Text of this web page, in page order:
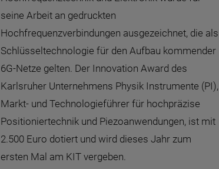
seine Arbeit an gedruckten
Hochfrequenzverbindungen ausgezeichnet, die als
Schlüsseltechnologie für den Aufbau kommender
6G-Netze gelten. Der Innovation Award des
Karlsruher Unternehmens Physik Instrumente (PI),
Markt- und Technologieführer für hochpräzise
Positioniertechnik und Piezoanwendungen, ist mit
2.500 Euro dotiert und wird dieses Jahr zum
ersten Mal am KIT vergeben.